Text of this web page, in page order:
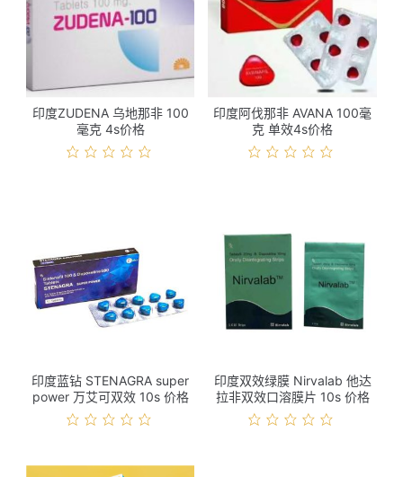
印度ZUDENA 乌地那非 100
毫克 4s价格
印度阿伐那非 AVANA 100毫
克 单效4s价格
印度蓝钻 STENAGRA super
power 万艾可双效 10s 价格
印度双效绿膜 Nirvalab 他达
拉非双效口溶膜片 10s 价格